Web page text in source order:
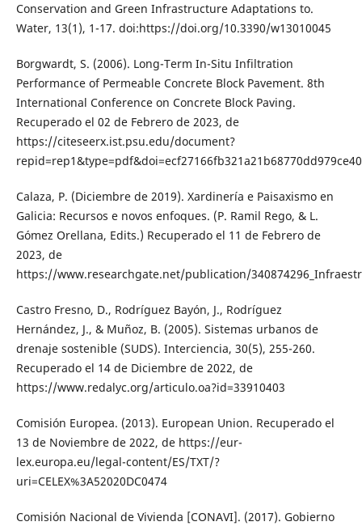
Conservation and Green Infrastructure Adaptations to.
Water, 13(1), 1-17. doi:https://doi.org/10.3390/w13010045
Borgwardt, S. (2006). Long-Term In-Situ Infiltration
Performance of Permeable Concrete Block Pavement. 8th
International Conference on Concrete Block Paving.
Recuperado el 02 de Febrero de 2023, de
https://citeseerx.ist.psu.edu/document?
Calaza, P. (Diciembre de 2019). Xardinería e Paisaxismo en
Galicia: Recursos e novos enfoques. (P. Ramil Rego, & L.
Gómez Orellana, Edits.) Recuperado el 11 de Febrero de
2023, de
https://www.researchgate.net/publication/
Castro Fresno, D., Rodríguez Bayón, J., Rodríguez
Hernández, J., & Muñoz, B. (2005). Sistemas urbanos de
drenaje sostenible (SUDS). Interciencia, 30(5), 255-260.
Recuperado el 14 de Diciembre de 2022, de
https://www.redalyc.org/articulo.oa?id=33910403
Comisión Europea. (2013). European Union. Recuperado el
13 de Noviembre de 2022, de https://eur-
lex.europa.eu/legal-content/ES/TXT/?
uri=CELEX%3A52020DC0474
Comisión Nacional de Vivienda [CONAVI]. (2017). Gobierno